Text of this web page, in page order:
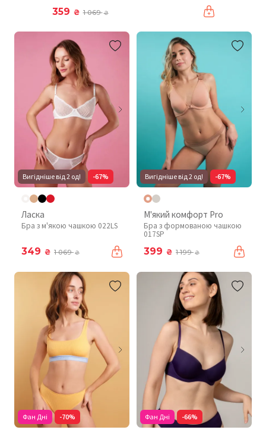
359 ₴ 1 069₴
Вигідніше від 2 од! -67%
Ласка
Бра з м'якою чашкою 022LS
349 ₴ 1 069₴
Вигідніше від 2 од! -67%
М'який комфорт Pro
Бра з формованою чашкою
017SP
399 ₴ 1 199₴
Фан Дні -70% Фан Дні -66%